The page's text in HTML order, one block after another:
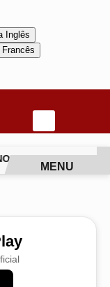
DO RIO
MENU